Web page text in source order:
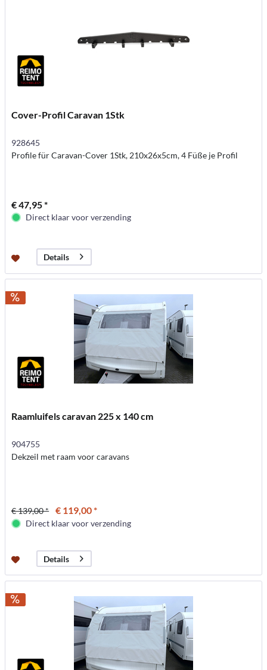
Cover-Profil Caravan 1Stk
928645
Profile für Caravan-Cover 1Stk, 210x26x5cm, 4 Füße je Profil
€ 47,95 *
Direct klaar voor verzending
Details
Raamluifels caravan 225 x 140 cm
904755
Dekzeil met raam voor caravans
€ 139,00 * € 119,00 *
Direct klaar voor verzending
Details